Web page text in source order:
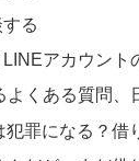
る
アカウント
よくある質問
罪になる？借